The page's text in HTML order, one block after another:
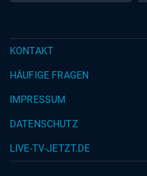
KONTAKT
HÄUFIGE FRAGEN
IMPRESSUM
DATENSCHUTZ
LIVE-TV-JETZT.DE